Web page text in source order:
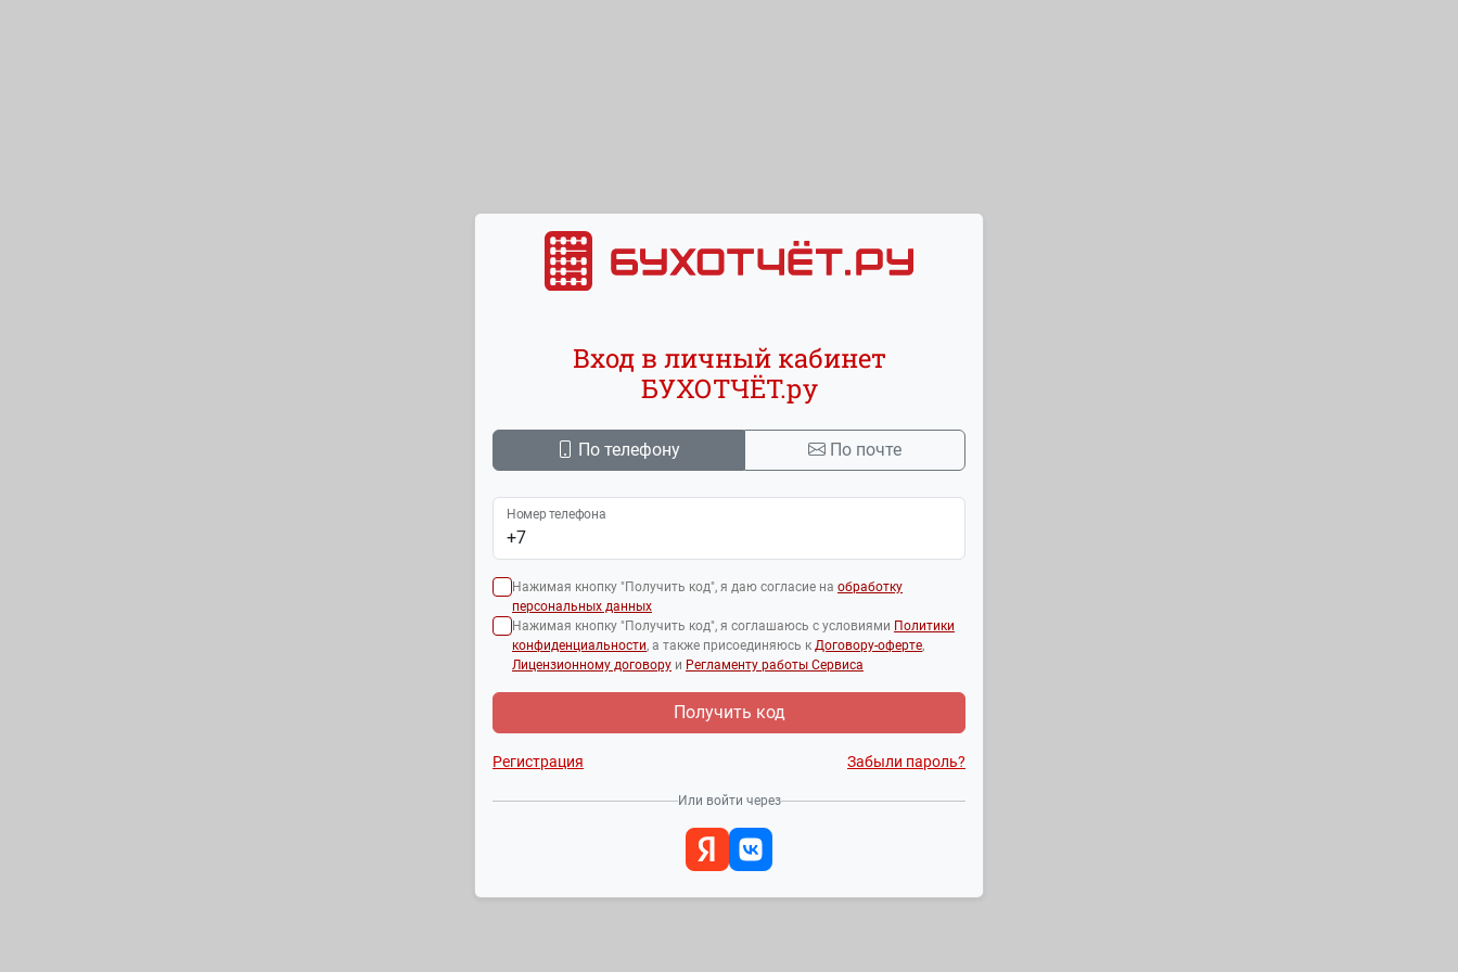
Вход в личный кабинет
БУХОТЧЁТ.ру
По телефону По почте
Номер телефона
Нажимая кнопку "Получить код", я даю согласие на обработку
персональных данных
Нажимая кнопку "Получить код", я соглашаюсь с условиями Политики
конфиденциальности, а также присоединяюсь к Договору-оферте,
Лицензионному договору и Регламенту работы Сервиса
Получить код
Регистрация Забыли пароль?
Или войти через